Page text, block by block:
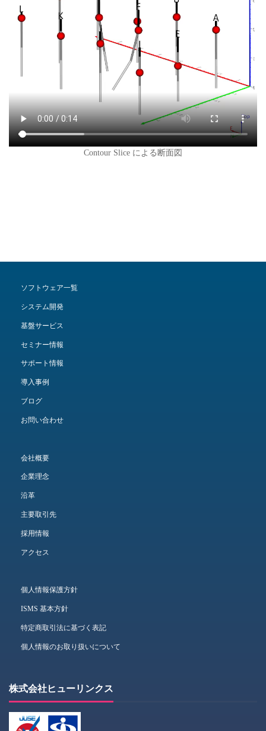
Contour Slice による断面図
ソフトウェア一覧
システム開発
基盤サービス
セミナー情報
サポート情報
導入事例
ブログ
お問い合わせ
会社概要
企業理念
沿革
主要取引先
採用情報
アクセス
個人情報保護方針
ISMS 基本方針
特定商取引法に基づく表記
個人情報のお取り扱いについて
株式会社ヒューリンクス